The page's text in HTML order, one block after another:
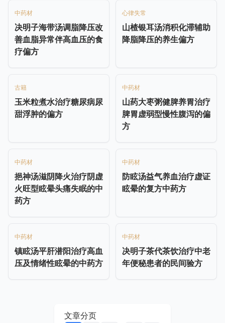
中药材
决明子海带汤调脂降压改
善血脂异常伴高血压的食
疗偏方
心律失常
山楂银耳汤消积化滞辅助
降脂降压的养生偏方
古籍
玉米粒煮水治疗糖尿病尿
甜浮肿的偏方
中药材
山药大枣粥健脾养胃治疗
脾胃虚弱型慢性腹泻的偏
方
中药材
挹神汤滋阴降火治疗阴虚
火旺型眩晕头痛失眠的中
药方
中药材
防眩汤益气养血治疗虚证
眩晕的复方中药方
中药材
镇眩汤平肝潜阳治疗高血
压及情绪性眩晕的中药方
中药材
决明子茶代茶饮治疗中老
年便秘患者的民间验方
文章分页